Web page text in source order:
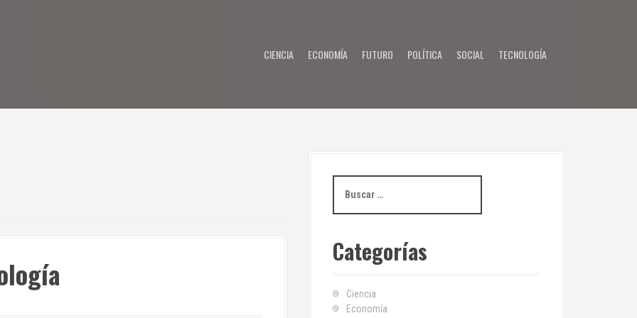
CIENCIA ECONOMÍA FUTURO POLÍTICA SOCIAL TECNOLOGÍA
s
a
rCategorías
Ciencia
Economía